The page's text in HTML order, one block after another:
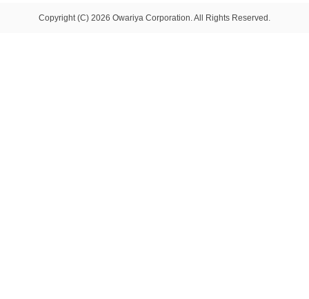
Copyright (C) 2026 Owariya Corporation. All Rights Reserved.